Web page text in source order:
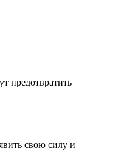
предотвратить
свою силу и